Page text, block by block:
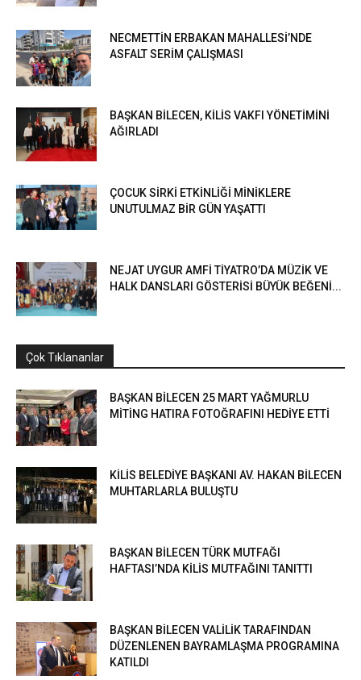
NECMETTİN ERBAKAN MAHALLESİ’NDE
ASFALT SERİM ÇALIŞMASI
BAŞKAN BİLECEN, KİLİS VAKFI YÖNETİMİNİ
AĞIRLADI
ÇOCUK SİRKİ ETKİNLİĞİ MİNİKLERE
UNUTULMAZ BİR GÜN YAŞATTI
NEJAT UYGUR AMFİ TİYATRO’DA MÜZİK VE
HALK DANSLARI GÖSTERİSİ BÜYÜK BEĞENİ...
Çok Tıklananlar
BAŞKAN BİLECEN 25 MART YAĞMURLU
MİTİNG HATIRA FOTOĞRAFINI HEDİYE ETTİ
KİLİS BELEDİYE BAŞKANI AV. HAKAN BİLECEN
MUHTARLARLA BULUŞTU
BAŞKAN BİLECEN TÜRK MUTFAĞI
HAFTASI’NDA KİLİS MUTFAĞINI TANITTI
BAŞKAN BİLECEN VALİLİK TARAFINDAN
DÜZENLENEN BAYRAMLAŞMA PROGRAMINA
KATILDI